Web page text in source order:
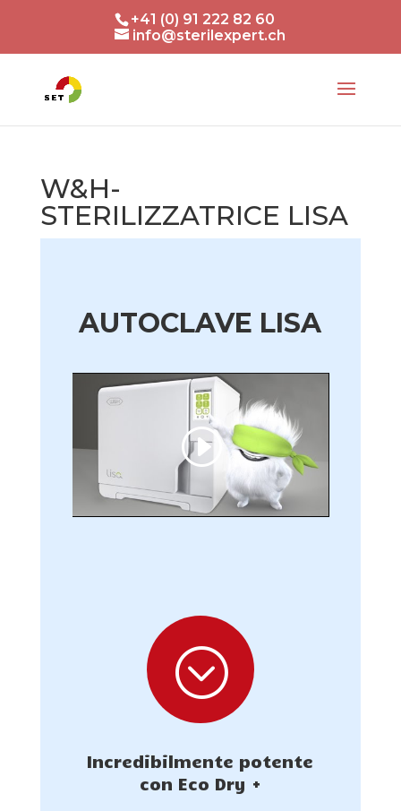
+41 (0) 91 222 82 60
info@sterilexpert.ch
W&H-
STERILIZZATRICE LISA
AUTOCLAVE LISA
;
Incredibilmente potente
con Eco Dry +